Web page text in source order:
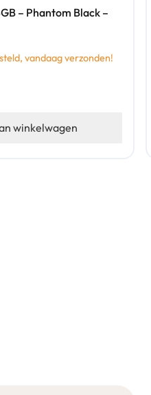
– Phantom Black –
vandaag verzonden!
winkelwagen